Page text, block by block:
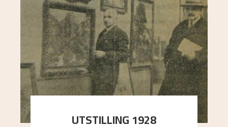
UTSTILLING 1928